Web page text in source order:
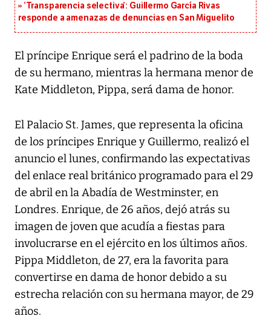
‘Transparencia selectiva’: Guillermo García Rivas
responde a amenazas de denuncias en San Miguelito
El príncipe Enrique será el padrino de la boda
de su hermano, mientras la hermana menor de
Kate Middleton, Pippa, será dama de honor.
El Palacio St. James, que representa la oficina
de los príncipes Enrique y Guillermo, realizó el
anuncio el lunes, confirmando las expectativas
del enlace real británico programado para el 29
de abril en la Abadía de Westminster, en
Londres. Enrique, de 26 años, dejó atrás su
imagen de joven que acudía a fiestas para
involucrarse en el ejército en los últimos años.
Pippa Middleton, de 27, era la favorita para
convertirse en dama de honor debido a su
estrecha relación con su hermana mayor, de 29
años.